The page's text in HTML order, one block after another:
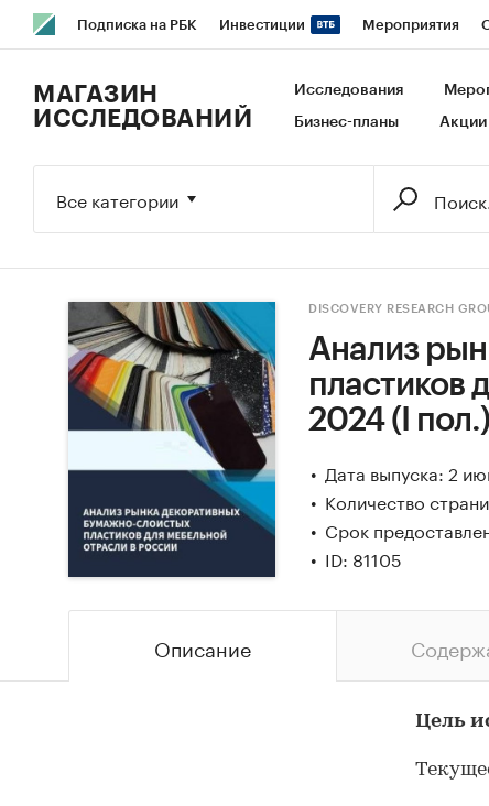
Подписка на РБК Инвестиции Мероприятия
Исследования Кредитные рейтинги Франшизы
МАГАЗИН
ИССЛЕДОВАНИЙ
Исследования
Бизнес-планы Акции
Все категории
DISCOVERY RESEARCH
Анализ
пластиков
2024 (I пол.)
Дата выпуска: 2
Количество
Срок
ID: 81105
Описание
Цель